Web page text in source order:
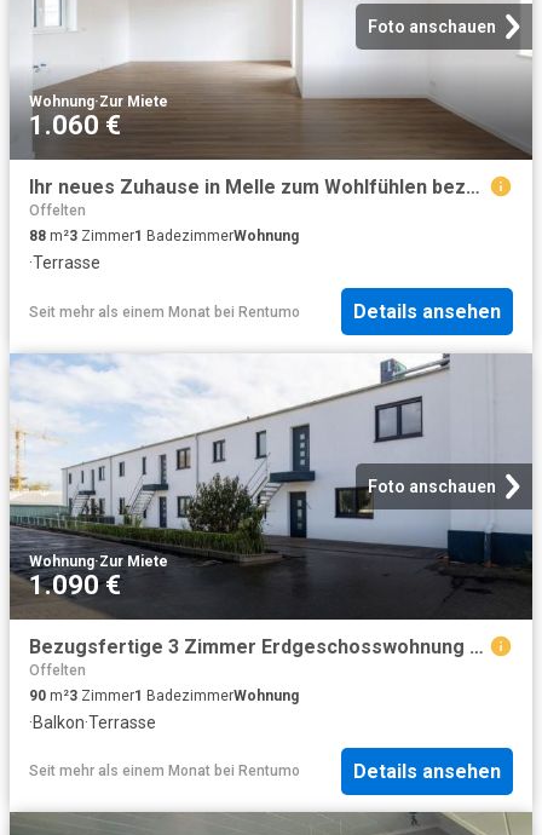
Foto anschauen
Wohnung·Zur Miete
1.060 €
Ihr neues Zuhause in Melle zum Wohlfühlen bezugsfertige 3 Zimmer Wohnung zu vermieten
Offelten
88 m²3 Zimmer1 BadezimmerWohnung
·Terrasse
Seit mehr als einem Monat bei Rentumo Details ansehen
Foto anschauen
Wohnung·Zur Miete
1.090 €
Bezugsfertige 3 Zimmer Erdgeschosswohnung mit Terrasse in Melle zu vermieten
Offelten
90 m²3 Zimmer1 BadezimmerWohnung
·Balkon·Terrasse
Seit mehr als einem Monat bei Rentumo Details ansehen